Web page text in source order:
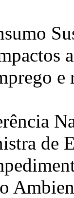
e
de